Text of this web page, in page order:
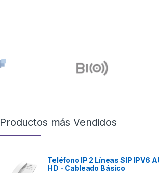
Productos más Vendidos
Teléfono IP 2 Líneas SIP IPV6
HD - Cableado Básico